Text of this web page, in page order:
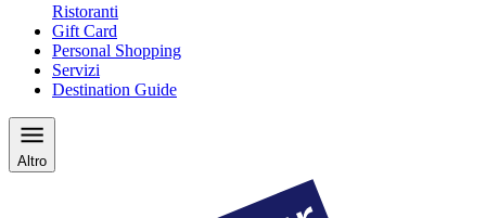
Ristoranti
Gift Card
Personal Shopping
Servizi
Destination Guide
Altro